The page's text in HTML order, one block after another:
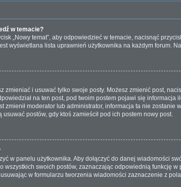
w temacie?
„Nowy temat”, aby odpowiedzieć w temacie, nacisnąć
wyświetlana lista uprawnień użytkownika na każdym forum.
zmieniać i usuwać tylko swoje posty. Możesz zmienić post,
na ten post, pod twoim postem pojawi się informacja
zmienił moderator lub administrator, informacja ta nie
postów, gdy ktoś zamieścił pod ich postem nowy post.
w panelu użytkownika. Aby dołączyć do danej wiadomości
swoich postów, zaznaczając odpowiednią funkcję
w formularzu tworzenia wiadomości zaznaczenie z pola